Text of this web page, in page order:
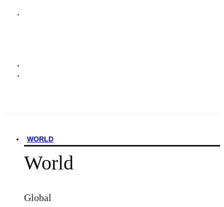
WORLD
World
Global